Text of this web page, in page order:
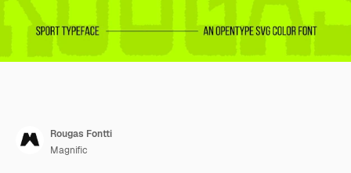
Rougas Fontti
Magnific